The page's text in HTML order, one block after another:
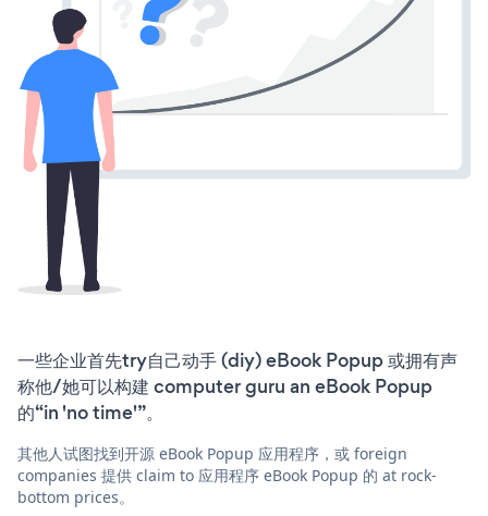
一些企业首先try自己动手 (diy) eBook Popup 或拥有声
称他/她可以构建 computer guru an eBook Popup
的“in 'no time'”。
其他人试图找到开源 eBook Popup 应用程序，或 foreign
companies 提供 claim to 应用程序 eBook Popup 的 at rock-
bottom prices。